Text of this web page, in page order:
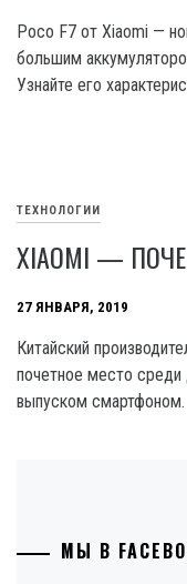
Poco F7 от Xiaomi —
большим
Узнайте его
ТЕХНОЛОГИИ
XIAOMI —
27 ЯНВАРЯ, 2019
Китайский
почетное место среди
выпуском смартфоном.
МЫ В